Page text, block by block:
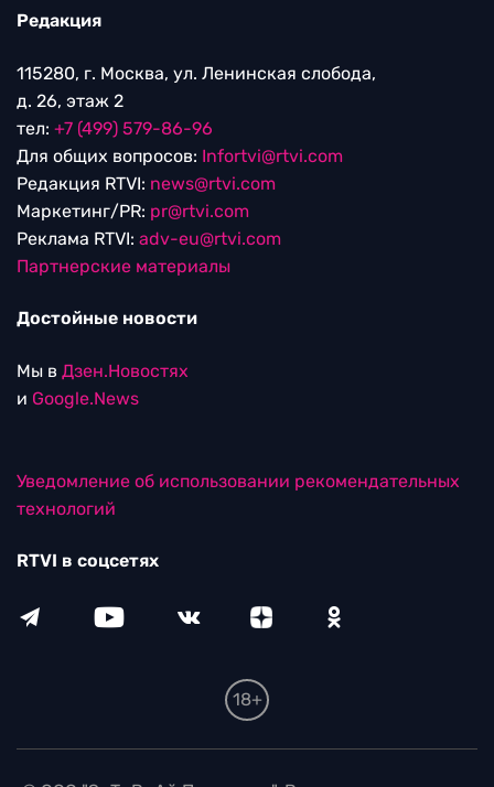
Редакция
115280, г. Москва, ул. Ленинская слобода,
д. 26, этаж 2
тел: +7 (499) 579-86-96
Для общих вопросов: Infortvi@rtvi.com
Редакция RTVI: news@rtvi.com
Маркетинг/PR: pr@rtvi.com
Реклама RTVI: adv-eu@rtvi.com
Партнерские материалы
Достойные новости
Мы в Дзен.Новостях
и Google.News
Уведомление об использовании рекомендательных
технологий
RTVI в соцсетях
18+